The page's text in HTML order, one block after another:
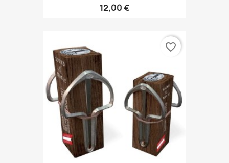
12,00 €
favorite_border